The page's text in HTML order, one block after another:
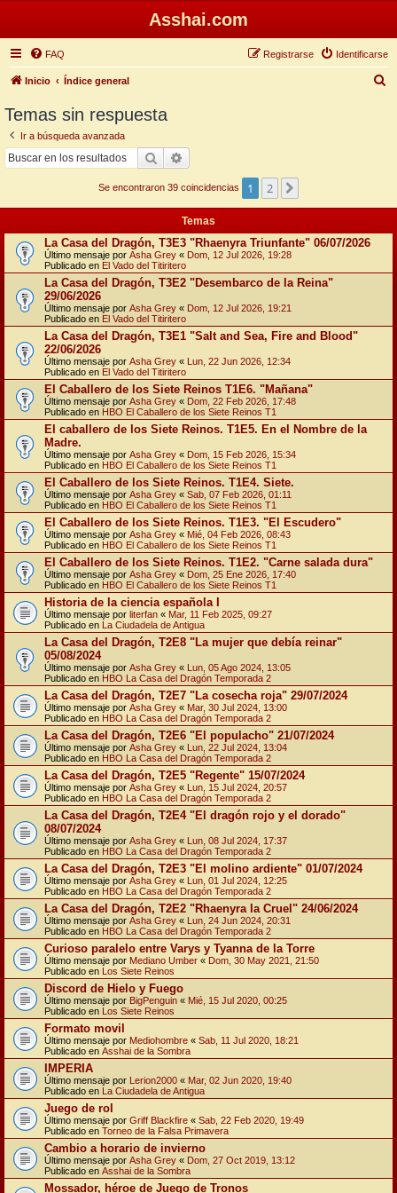
Asshai.com
FAQ Identificarse
Registrarse
Inicio Índice general
Temas sin respuesta
Ir a búsqueda avanzada
Buscar
Se encontraron 39 coincidencias 1 2
Temas
La Casa del Dragón, T3E3 "Rhaenyra Triunfante" 06/07/2026
Último mensaje por Asha Grey « Dom, 12 Jul 2026, 19:28
Publicado en El Vado del Titiritero
La Casa del Dragón, T3E2 "Desembarco de la Reina"
29/06/2026
Último mensaje por Asha Grey « Dom, 12 Jul 2026, 19:21
Publicado en El Vado del Titiritero
La Casa del Dragón, T3E1 "Salt and Sea, Fire and Blood"
22/06/2026
Último mensaje por Asha Grey « Lun, 22 Jun 2026, 12:34
Publicado en El Vado del Titiritero
El Caballero de los Siete Reinos T1E6. "Mañana"
Último mensaje por Asha Grey « Dom, 22 Feb 2026, 17:48
Publicado en HBO El Caballero de los Siete Reinos T1
El caballero de los Siete Reinos. T1E5. En el Nombre de la
Madre.
Último mensaje por Asha Grey « Dom, 15 Feb 2026, 15:34
Publicado en HBO El Caballero de los Siete Reinos T1
El Caballero de los Siete Reinos. T1E4. Siete.
Último mensaje por Asha Grey « Sab, 07 Feb 2026, 01:11
Publicado en HBO El Caballero de los Siete Reinos T1
El Caballero de los Siete Reinos. T1E3. "El Escudero"
Último mensaje por Asha Grey « Mié, 04 Feb 2026, 08:43
Publicado en HBO El Caballero de los Siete Reinos T1
El Caballero de los Siete Reinos. T1E2. "Carne salada dura"
Último mensaje por Asha Grey « Dom, 25 Ene 2026, 17:40
Publicado en HBO El Caballero de los Siete Reinos T1
Historia de la ciencia española I
Último mensaje por literfan « Mar, 11 Feb 2025, 09:27
Publicado en La Ciudadela de Antigua
La Casa del Dragón, T2E8 "La mujer que debía reinar"
05/08/2024
Último mensaje por Asha Grey « Lun, 05 Ago 2024, 13:05
Publicado en HBO La Casa del Dragón Temporada 2
La Casa del Dragón, T2E7 "La cosecha roja" 29/07/2024
Último mensaje por Asha Grey « Mar, 30 Jul 2024, 13:00
Publicado en HBO La Casa del Dragón Temporada 2
La Casa del Dragón, T2E6 "El populacho" 21/07/2024
Último mensaje por Asha Grey « Lun, 22 Jul 2024, 13:04
Publicado en HBO La Casa del Dragón Temporada 2
La Casa del Dragón, T2E5 "Regente" 15/07/2024
Último mensaje por Asha Grey « Lun, 15 Jul 2024, 20:57
Publicado en HBO La Casa del Dragón Temporada 2
La Casa del Dragón, T2E4 "El dragón rojo y el dorado"
08/07/2024
Último mensaje por Asha Grey « Lun, 08 Jul 2024, 17:37
Publicado en HBO La Casa del Dragón Temporada 2
La Casa del Dragón, T2E3 "El molino ardiente" 01/07/2024
Último mensaje por Asha Grey « Lun, 01 Jul 2024, 12:25
Publicado en HBO La Casa del Dragón Temporada 2
La Casa del Dragón, T2E2 "Rhaenyra la Cruel" 24/06/2024
Último mensaje por Asha Grey « Lun, 24 Jun 2024, 20:31
Publicado en HBO La Casa del Dragón Temporada 2
Curioso paralelo entre Varys y Tyanna de la Torre
Último mensaje por Mediano Umber « Dom, 30 May 2021, 21:50
Publicado en Los Siete Reinos
Discord de Hielo y Fuego
Último mensaje por BigPenguin « Mié, 15 Jul 2020, 00:25
Publicado en Los Siete Reinos
Formato movil
Último mensaje por Mediohombre « Sab, 11 Jul 2020, 18:21
Publicado en Asshai de la Sombra
IMPERIA
Último mensaje por Lerion2000 « Mar, 02 Jun 2020, 19:40
Publicado en La Ciudadela de Antigua
Juego de rol
Último mensaje por Griff Blackfire « Sab, 22 Feb 2020, 19:49
Publicado en Torneo de la Falsa Primavera
Cambio a horario de invierno
Último mensaje por Asha Grey « Dom, 27 Oct 2019, 13:12
Publicado en Asshai de la Sombra
Mossador, héroe de Juego de Tronos